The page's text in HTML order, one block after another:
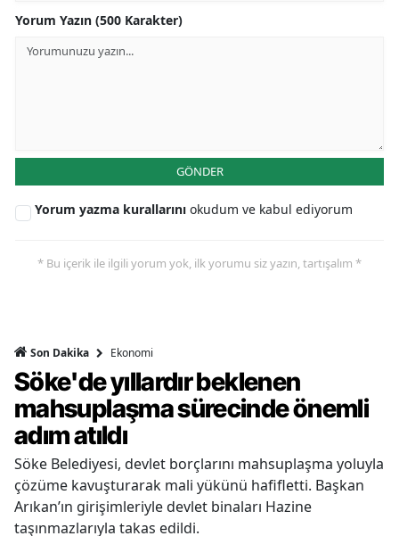
Yorum Yazın (500 Karakter)
GÖNDER
Yorum yazma kurallarını okudum ve kabul ediyorum
* Bu içerik ile ilgili yorum yok, ilk yorumu siz yazın, tartışalım *
Son Dakika Ekonomi
Söke'de yıllardır beklenen
mahsuplaşma sürecinde önemli
adım atıldı
Söke Belediyesi, devlet borçlarını mahsuplaşma yoluyla
çözüme kavuşturarak mali yükünü hafifletti. Başkan
Arıkan’ın girişimleriyle devlet binaları Hazine
taşınmazlarıyla takas edildi.